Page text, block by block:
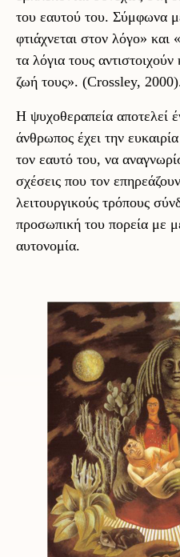
του εαυτού του. Σύμφωνα
φτιάχνεται στον λόγο» και
τα λόγια τους
ζωή τους». (Crossley,
Η ψυχοθεραπεία αποτελεί
άνθρωπος έχει την
τον εαυτό του, να
σχέσεις που τον
λειτουργικούς τρόπους
προσωπική του πορεία με
αυτονομία.